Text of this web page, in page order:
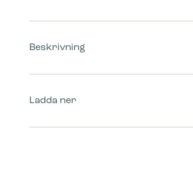
Beskrivning
Ladda ner